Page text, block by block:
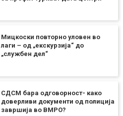
Мицкоски повторно уловен во
лаги – од „екскурзија“ до
„службен дел“
СДСМ бара одговорност- како
доверливи документи од полиција
завршија во ВМРО?